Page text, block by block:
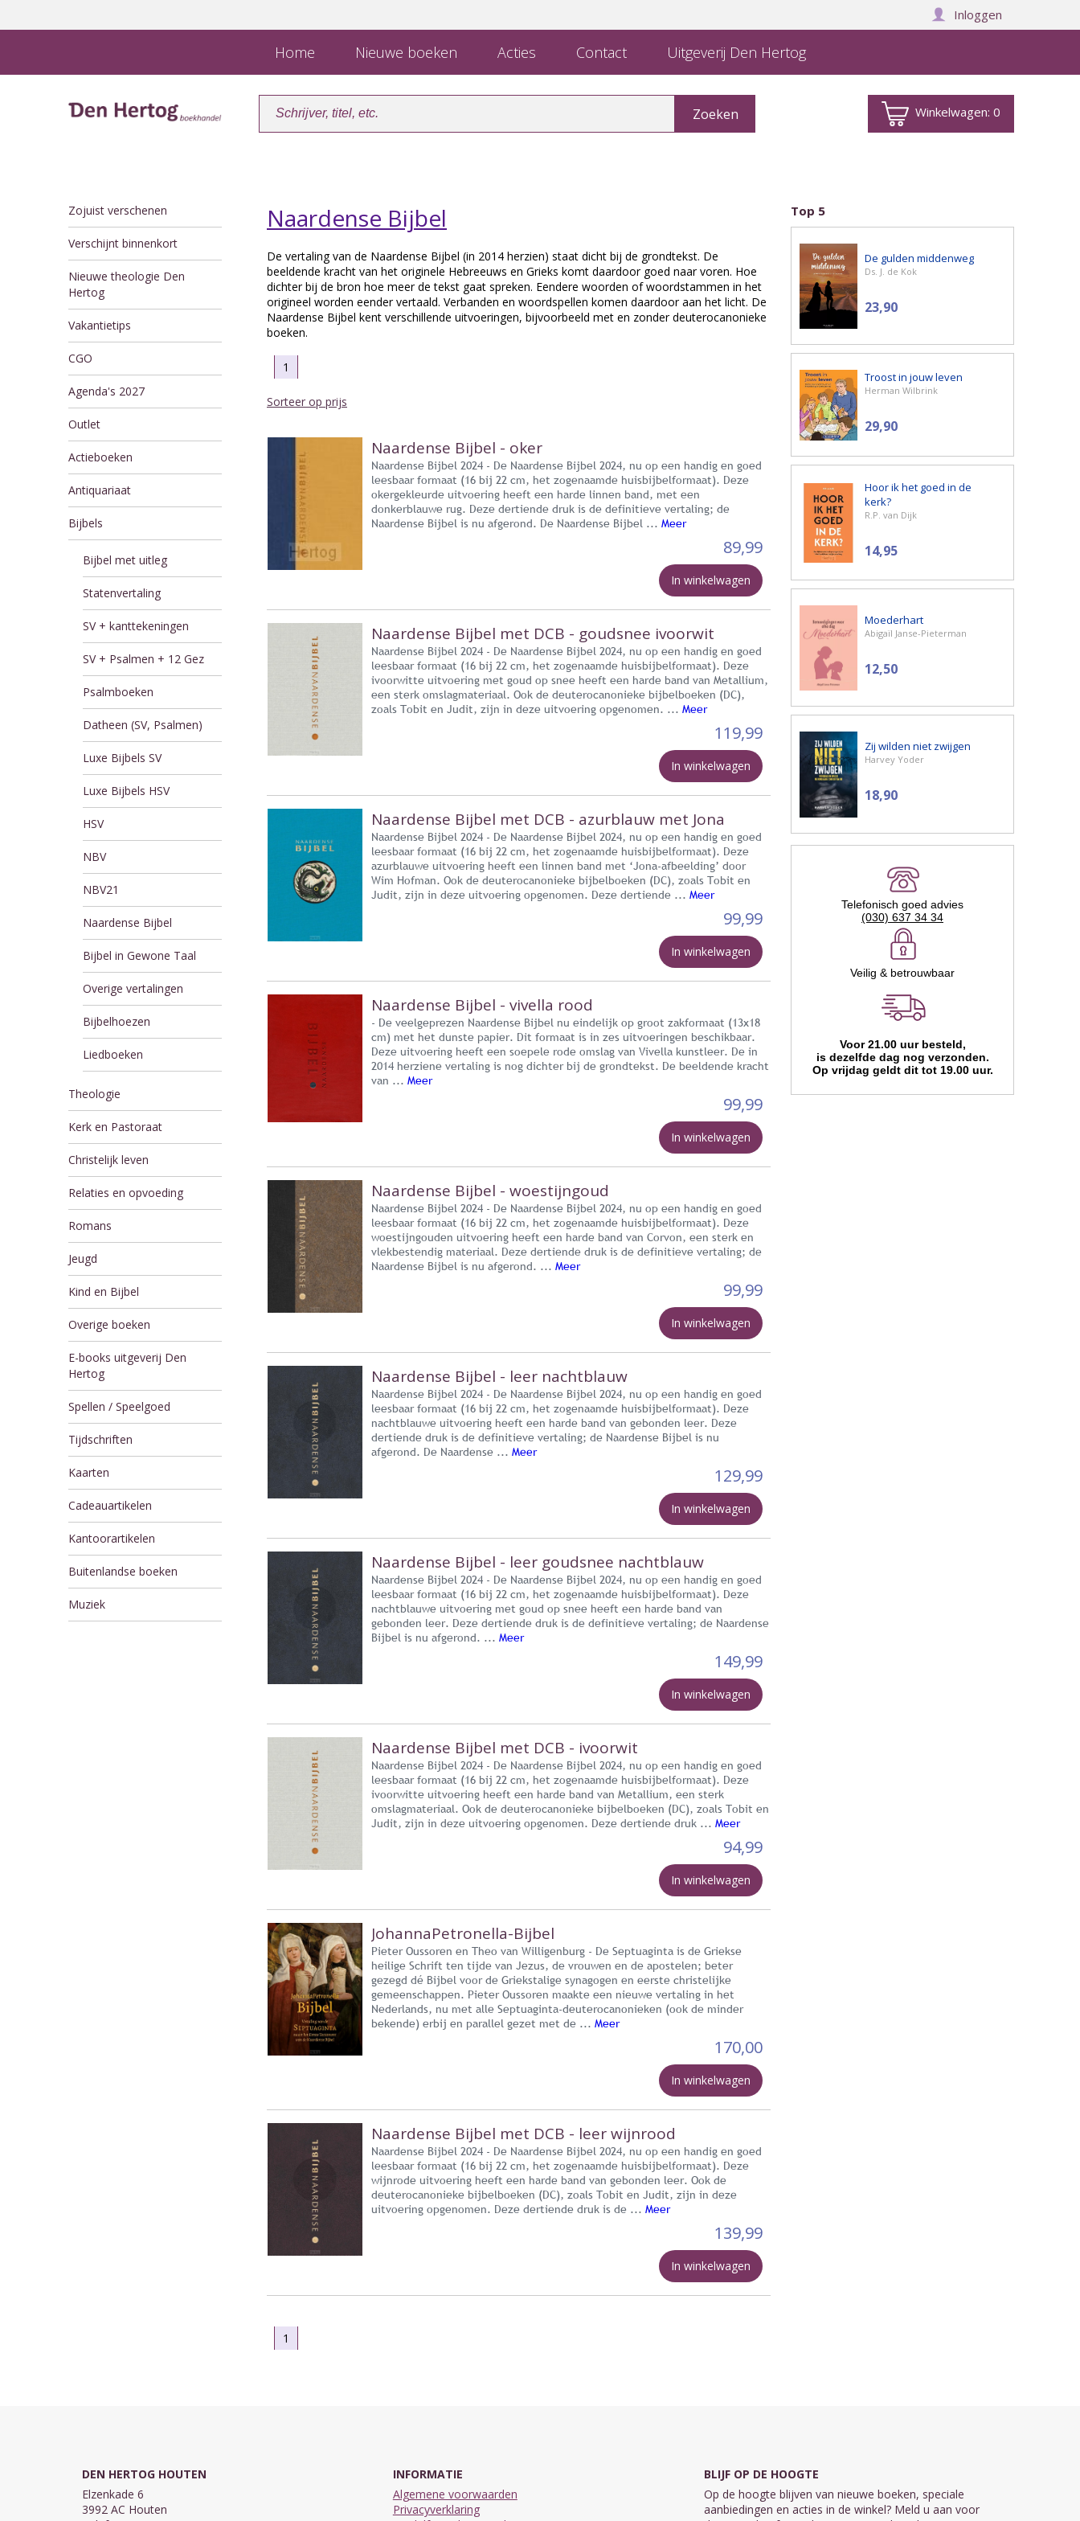
Inloggen
Home Nieuwe boeken Acties Contact Uitgeverij Den Hertog
Winkelwagen:0
Zojuist verschenen
Verschijnt binnenkort
Nieuwe theologie Den
Hertog
Vakantietips
CGO
Agenda's 2027
Outlet
Actieboeken
Antiquariaat
Bijbels
Bijbel met uitleg
Statenvertaling
SV + kanttekeningen
SV + Psalmen + 12 Gez
Psalmboeken
Datheen (SV, Psalmen)
Luxe Bijbels SV
Luxe Bijbels HSV
HSV
NBV
NBV21
Naardense Bijbel
Bijbel in Gewone Taal
Overige vertalingen
Bijbelhoezen
Liedboeken
Theologie
Kerk en Pastoraat
Christelijk leven
Relaties en opvoeding
Romans
Jeugd
Kind en Bijbel
Overige boeken
E-books uitgeverij Den
Hertog
Spellen / Speelgoed
Tijdschriften
Kaarten
Cadeauartikelen
Kantoorartikelen
Buitenlandse boeken
Muziek
Naardense Bijbel
De vertaling van de Naardense Bijbel (in 2014 herzien) staat dicht bij de grondtekst. De
beeldende kracht van het originele Hebreeuws en Grieks komt daardoor goed naar voren. Hoe
dichter bij de bron hoe meer de tekst gaat spreken. Eendere woorden of woordstammen in het
origineel worden eender vertaald. Verbanden en woordspellen komen daardoor aan het licht. De
Naardense Bijbel kent verschillende uitvoeringen, bijvoorbeeld met en zonder deuterocanonieke
boeken.
1
Sorteer op prijs
Naardense Bijbel - oker
Naardense Bijbel 2024 - De Naardense Bijbel 2024, nu op een handig en goed
leesbaar formaat (16 bij 22 cm, het zogenaamde huisbijbelformaat). Deze
okergekleurde uitvoering heeft een harde linnen band, met een
donkerblauwe rug. Deze dertiende druk is de definitieve vertaling; de
Naardense Bijbel is nu afgerond. De Naardense Bijbel ... Meer
89,99
In winkelwagen
Naardense Bijbel met DCB - goudsnee ivoorwit
Naardense Bijbel 2024 - De Naardense Bijbel 2024, nu op een handig en goed
leesbaar formaat (16 bij 22 cm, het zogenaamde huisbijbelformaat). Deze
ivoorwitte uitvoering met goud op snee heeft een harde band van Metallium,
een sterk omslagmateriaal. Ook de deuterocanonieke bijbelboeken (DC),
zoals Tobit en Judit, zijn in deze uitvoering opgenomen. ... Meer
119,99
In winkelwagen
Naardense Bijbel met DCB - azurblauw met Jona
Naardense Bijbel 2024 - De Naardense Bijbel 2024, nu op een handig en goed
leesbaar formaat (16 bij 22 cm, het zogenaamde huisbijbelformaat). Deze
azurblauwe uitvoering heeft een linnen band met ‘Jona-afbeelding’ door
Wim Hofman. Ook de deuterocanonieke bijbelboeken (DC), zoals Tobit en
Judit, zijn in deze uitvoering opgenomen. Deze dertiende ... Meer
99,99
In winkelwagen
Naardense Bijbel - vivella rood
- De veelgeprezen Naardense Bijbel nu eindelijk op groot zakformaat (13x18
cm) met het dunste papier. Dit formaat is in zes uitvoeringen beschikbaar.
Deze uitvoering heeft een soepele rode omslag van Vivella kunstleer. De in
2014 herziene vertaling is nog dichter bij de grondtekst. De beeldende kracht
van ... Meer
99,99
In winkelwagen
Naardense Bijbel - woestijngoud
Naardense Bijbel 2024 - De Naardense Bijbel 2024, nu op een handig en goed
leesbaar formaat (16 bij 22 cm, het zogenaamde huisbijbelformaat). Deze
woestijngouden uitvoering heeft een harde band van Corvon, een sterk en
vlekbestendig materiaal. Deze dertiende druk is de definitieve vertaling; de
Naardense Bijbel is nu afgerond. ... Meer
99,99
In winkelwagen
Naardense Bijbel - leer nachtblauw
Naardense Bijbel 2024 - De Naardense Bijbel 2024, nu op een handig en goed
leesbaar formaat (16 bij 22 cm, het zogenaamde huisbijbelformaat). Deze
nachtblauwe uitvoering heeft een harde band van gebonden leer. Deze
dertiende druk is de definitieve vertaling; de Naardense Bijbel is nu
afgerond. De Naardense ... Meer
129,99
In winkelwagen
Naardense Bijbel - leer goudsnee nachtblauw
Naardense Bijbel 2024 - De Naardense Bijbel 2024, nu op een handig en goed
leesbaar formaat (16 bij 22 cm, het zogenaamde huisbijbelformaat). Deze
nachtblauwe uitvoering met goud op snee heeft een harde band van
gebonden leer. Deze dertiende druk is de definitieve vertaling; de Naardense
Bijbel is nu afgerond. ... Meer
149,99
In winkelwagen
Naardense Bijbel met DCB - ivoorwit
Naardense Bijbel 2024 - De Naardense Bijbel 2024, nu op een handig en goed
leesbaar formaat (16 bij 22 cm, het zogenaamde huisbijbelformaat). Deze
ivoorwitte uitvoering heeft een harde band van Metallium, een sterk
omslagmateriaal. Ook de deuterocanonieke bijbelboeken (DC), zoals Tobit en
Judit, zijn in deze uitvoering opgenomen. Deze dertiende druk ... Meer
94,99
In winkelwagen
JohannaPetronella-Bijbel
Pieter Oussoren en Theo van Willigenburg - De Septuaginta is de Griekse
heilige Schrift ten tijde van Jezus, de vrouwen en de apostelen; beter
gezegd dé Bijbel voor de Griekstalige synagogen en eerste christelijke
gemeenschappen. Pieter Oussoren maakte een nieuwe vertaling in het
Nederlands, nu met alle Septuaginta-deuterocanonieken (ook de minder
bekende) erbij en parallel gezet met de ... Meer
170,00
In winkelwagen
Naardense Bijbel met DCB - leer wijnrood
Naardense Bijbel 2024 - De Naardense Bijbel 2024, nu op een handig en goed
leesbaar formaat (16 bij 22 cm, het zogenaamde huisbijbelformaat). Deze
wijnrode uitvoering heeft een harde band van gebonden leer. Ook de
deuterocanonieke bijbelboeken (DC), zoals Tobit en Judit, zijn in deze
uitvoering opgenomen. Deze dertiende druk is de ... Meer
139,99
In winkelwagen
1
Top 5
De gulden middenweg
Ds. J. de Kok
23,90
Troost in jouw leven
Herman Wilbrink
29,90
Hoor ik het goed in de
kerk?
R.P. van Dijk
14,95
Moederhart
Abigaïl Janse-Pieterman
12,50
Zij wilden niet zwijgen
Harvey Yoder
18,90
Telefonisch goed advies
(030) 637 34 34
Veilig & betrouwbaar
Voor 21.00 uur besteld,
is dezelfde dag nog verzonden.
Op vrijdag geldt dit tot 19.00 uur.
DEN HERTOG HOUTEN
Elzenkade 6
3992 AC Houten
INFORMATIE
Algemene voorwaarden
Privacyverklaring
BLIJF OP DE HOOGTE
Op de hoogte blijven van nieuwe boeken, speciale
aanbiedingen en acties in de winkel? Meld u aan voor